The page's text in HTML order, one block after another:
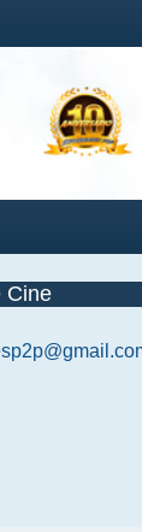
Cine